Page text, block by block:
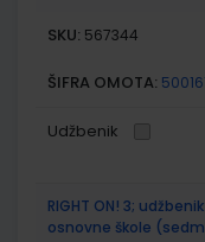
SKU: 567344
ŠIFRA OMOTA:
Udžbenik
RIGHT ON! 3;
osnovne škole